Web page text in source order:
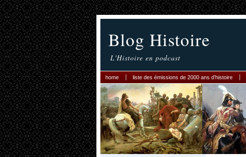
Blog Histoire
L'Histoire en podcast
home liste des émissions de 2000 ans d’histoire